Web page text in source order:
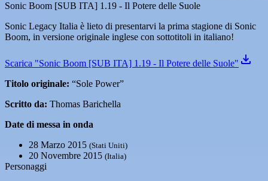
Sonic Boom [SUB ITA] 1.19 - Il Potere delle Suole
Sonic Legacy Italia è lieto di presentarvi la prima stagione di Sonic
Boom, in versione originale inglese con sottotitoli in italiano!
Scarica "Sonic Boom [SUB ITA] 1.19 - Il Potere delle Suole"
Titolo originale: “Sole Power”
Scritto da: Thomas Barichella
Date di messa in onda
28 Marzo 2015 (Stati Uniti)
20 Novembre 2015 (Italia)
Personaggi